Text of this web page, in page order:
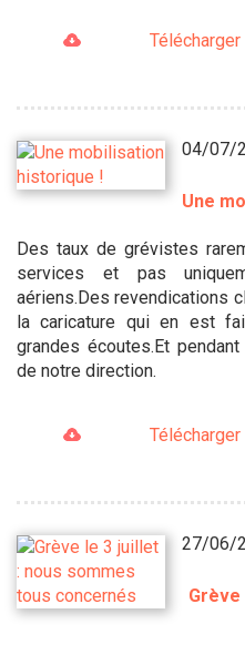
04/07/
Une
Des taux de grévistes
services et pas
aériens.Des revendications
la caricature qui en est
grandes écoutes.Et
de notre direction.
27/06/
Grève